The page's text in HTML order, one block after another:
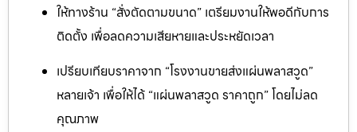
ให้ทางร้าน “สั่งตัดตามขนาด” เตรียมงานให้พอดีกับการ
ติดตั้ง เพื่อลดความเสียหายและประหยัดเวลา
เปรียบเทียบราคาจาก “โรงงานขายส่งแผ่นพลาสวูด”
หลายเจ้า เพื่อให้ได้ “แผ่นพลาสวูด ราคาถูก” โดยไม่ลด
คุณภาพ